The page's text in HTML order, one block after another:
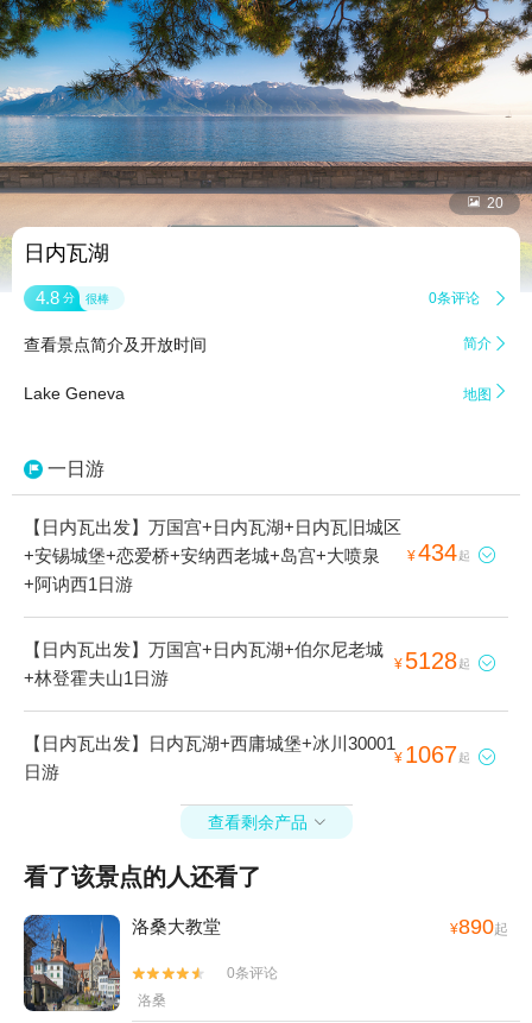
 20
日内瓦湖
4.8 分 很棒 0条评论 
查看景点简介及开放时间 简介 
Lake Geneva 地图 
一日游
【日内瓦出发】万国宫+日内瓦湖+日内瓦旧城区
+安锡城堡+恋爱桥+安纳西老城+岛宫+大喷泉
+阿讷西1日游
¥434起 
【日内瓦出发】万国宫+日内瓦湖+伯尔尼老城
+林登霍夫山1日游
¥ 5128起 
【日内瓦出发】日内瓦湖+西庸城堡+冰川30001
日游
¥ 1067起 
查看剩余产品 
看了该景点的人还看了
洛桑大教堂 ¥890起


0条评论
洛桑
